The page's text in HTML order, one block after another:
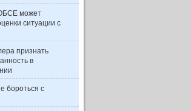
может
ситуации с
признать
в
бороться с